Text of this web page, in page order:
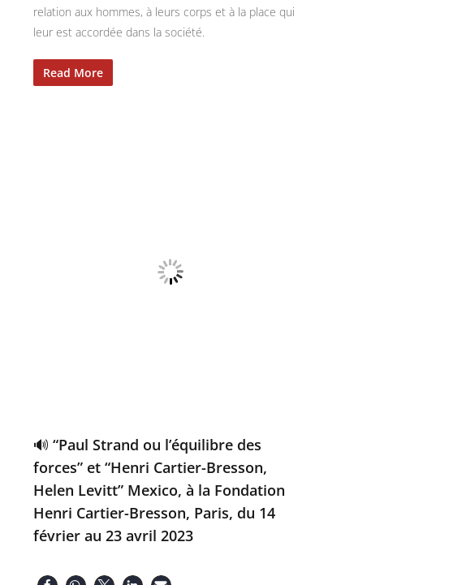
relation aux hommes, à leurs corps et à la place qui
leur est accordée dans la société.
Read More
🔊 “Paul Strand ou l’équilibre des
forces” et “Henri Cartier-Bresson,
Helen Levitt” Mexico, à la Fondation
Henri Cartier-Bresson, Paris, du 14
février au 23 avril 2023